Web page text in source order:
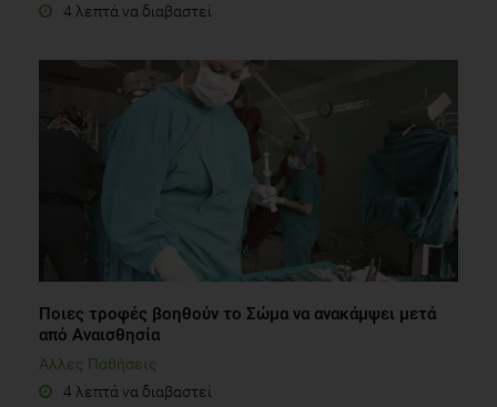
4 λεπτά να διαβαστεί
Ποιες τροφές βοηθούν το Σώμα να ανακάμψει μετά
από Αναισθησία
Άλλες Παθήσεις
4 λεπτά να διαβαστεί